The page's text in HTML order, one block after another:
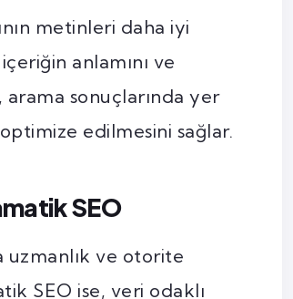
metinleri daha iyi
anlamını ve
sonuçlarında yer
edilmesini sağlar.
SEO
ve otorite
SEO ise, veri odaklı